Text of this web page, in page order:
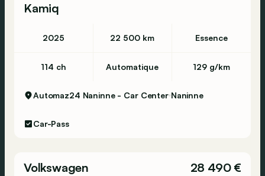
Kamiq
2025 22 500 km Essence
114 ch Automatique 129 g/km
Automaz24 Naninne - Car Center Naninne
Car-Pass
Volkswagen
28 490 €